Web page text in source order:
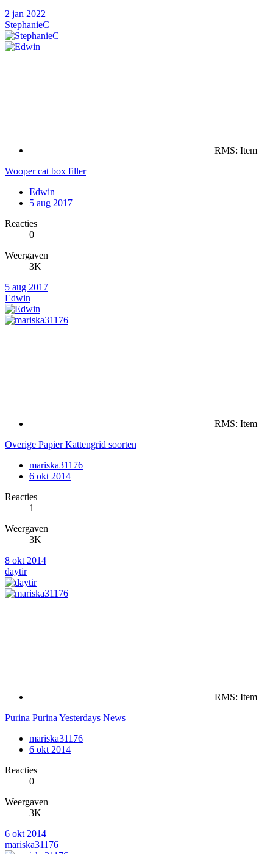
2 jan 2022
StephanieC
RMS: Item
Wooper cat box filler
Edwin
5 aug 2017
Reacties
0
Weergaven
3K
5 aug 2017
Edwin
RMS: Item
Overige Papier Kattengrid soorten
mariska31176
6 okt 2014
Reacties
1
Weergaven
3K
8 okt 2014
daytir
RMS: Item
Purina Purina Yesterdays News
mariska31176
6 okt 2014
Reacties
0
Weergaven
3K
6 okt 2014
mariska31176